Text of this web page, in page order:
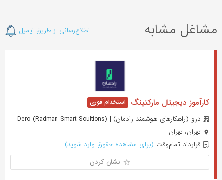
مشاغل مشابه اطلاع‌رسانی از طریق ایمیل
کارآموز دیجیتال مارکتینگ
درو (راهکارهای هوشمند رادمان) | Dero (Radman Smart Soultions)
تهران، تهران
قرارداد تمام‌وقت (برای مشاهده حقوق وارد شوید)
نشان کردن